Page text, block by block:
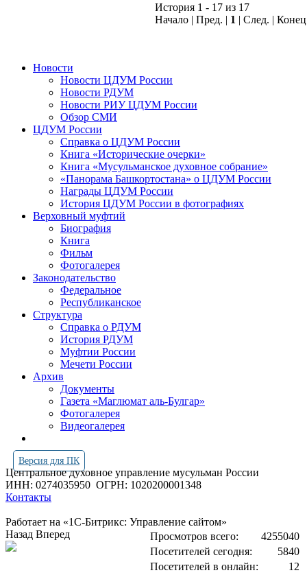
История 1 - 17 из 17
Начало | Пред. | 1 | След. |
Новости
Новости ЦДУМ России
Новости РДУМ
Новости РИУ ЦДУМ России
Обзор СМИ
ЦДУМ России
Справка о ЦДУМ России
Книга «Исторические очерки»
Книга «Мусульманское духовное собрание»
«Панорама Башкортостана» о ЦДУМ России
Награды ЦДУМ России
История ЦДУМ России в фотографиях
Верховный муфтий
Биография
Книга
Фильм
Фотогалерея
Законодательство
Федеральное
Республиканское
Структура
Справка о РДУМ
История РДУМ
Муфтии России
Мечети России
Архив
Документы
Газета «Маглюмат аль-Булгар»
Фотогалерея
Видеогалерея
Версия для ПК
Центральное духовное управление мусульман России
ИНН: 0274035950 ОГРН: 1020200001348
Контакты
Работает на «1С-Битрикс: Управление сайтом»
Просмотров всего:
4255040
Посетителей сегодня:
5840
Посетителей в онлайн:
12
Назад Вперед